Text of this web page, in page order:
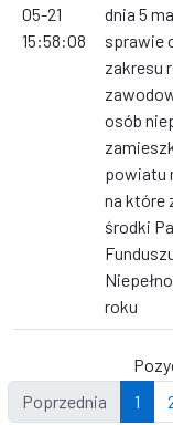
05-21
15:58:08
dnia 5
sprawie
zakresu
osób
powiatu
na które
środki
roku
Poprzednia
1